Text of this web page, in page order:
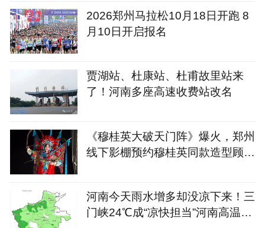
2026郑州马拉松10月18日开跑 8
月10日开启报名
贾湖站、杜康站、杜甫故里站来
了！河南多座高速收费站改名
《穆桂英大破天门阵》爆火，郑州
线下影棚预约穆桂英同款造型顾客
河南今天雨水增多却没凉下来！三
门峡24℃成“凉快担当”河南高温何